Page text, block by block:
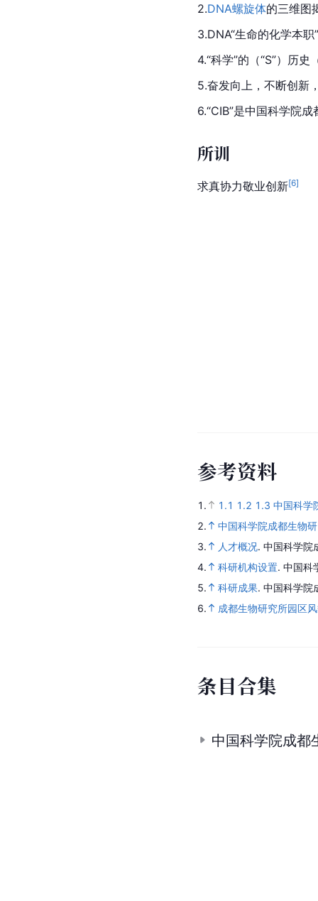
2.DNA螺旋体的三维图
3.DNA“生命的化学本职
4.“科学”的（“S”）历
5.奋发向上，不断创新
6.“CIB”是中国科学院
所训
求真协力敬业创新[6]
参考资料
1. 1.1 1.2 1.3 中国科学
2.
中国科学院成都生物
3.
人才概况. 中国科学院
4.
科研机构设置. 中国科
5.
科研成果. 中国科学院
6.
成都生物研究所园区
条目合集
中国科学院成都